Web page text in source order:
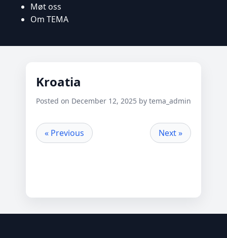
Møt oss
Om TEMA
Kroatia
Posted on December 12, 2025 by tema_admin
« Previous Next »